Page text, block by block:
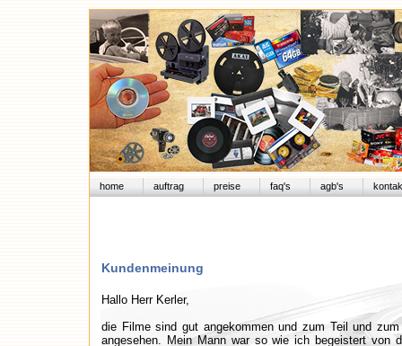
home auftrag preise faq's agb's
Kundenmeinung
Hallo Herr Kerler,
die Filme sind gut angekommen und zum Teil und
angesehen. Mein Mann war so wie ich begeistert von